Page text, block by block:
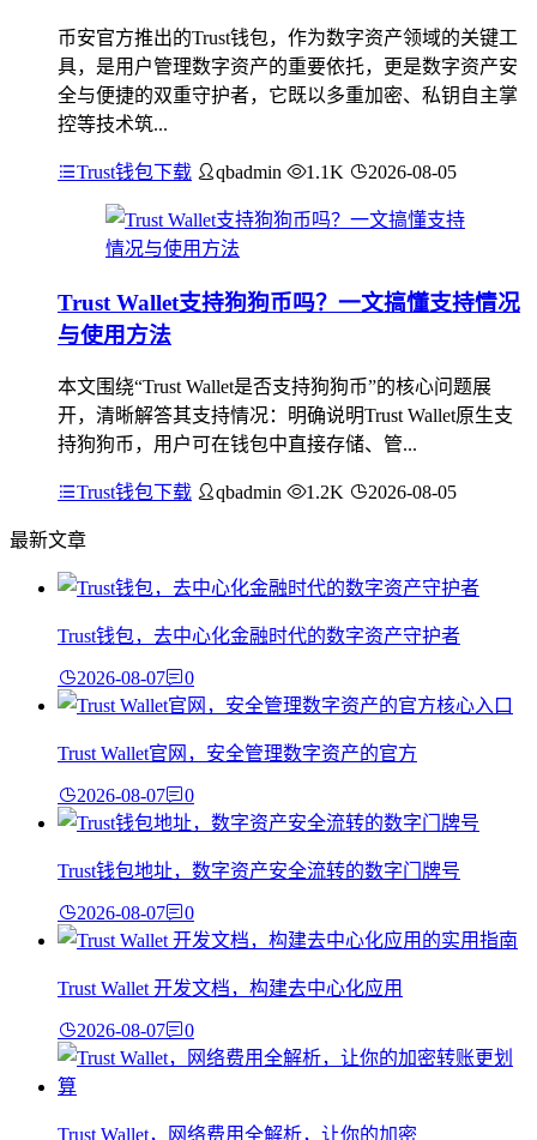
币安官方推出的Trust钱包，作为数字资产领域的关键工
具，是用户管理数字资产的重要依托，更是数字资产安
全与便捷的双重守护者，它既以多重加密、私钥自主掌
控等技术筑...
Trust钱包下载 qbadmin 1.1K 2026-08-05
Trust Wallet支持狗狗币吗？一文搞懂支持情况
与使用方法
本文围绕“Trust Wallet是否支持狗狗币”的核心问题展
开，清晰解答其支持情况：明确说明Trust Wallet原生支
持狗狗币，用户可在钱包中直接存储、管...
Trust钱包下载 qbadmin 1.2K 2026-08-05
最新文章
Trust钱包，去中心化金融时代的数字资产守护者
2026-08-07 0
Trust Wallet官网，安全管理数字资产的官方
2026-08-07 0
Trust钱包地址，数字资产安全流转的数字门牌号
2026-08-07 0
Trust Wallet 开发文档，构建去中心化应用
2026-08-07 0
Trust Wallet，网络费用全解析，让你的加密